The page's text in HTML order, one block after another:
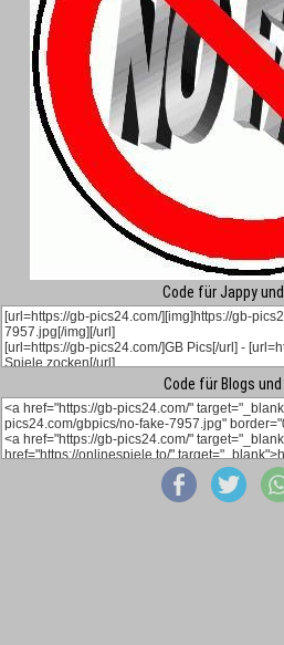
Code für Jappy und
Code für Blogs und